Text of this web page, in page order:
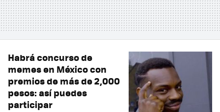
Habrá concurso de
memes en México con
premios de más de 2,000
pesos: así puedes
participar